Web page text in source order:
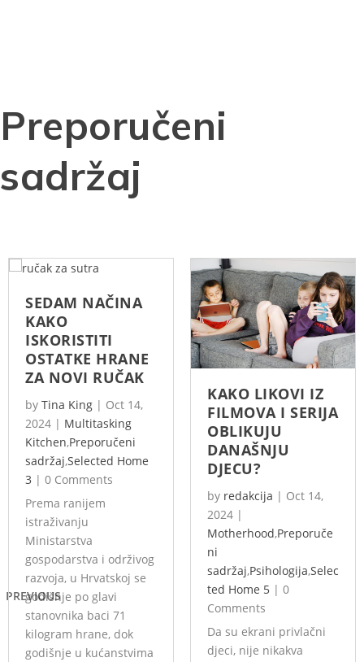
Preporučeni
sadržaj
PREVIOUS
SEDAM NAČINA
KAKO
ISKORISTITI
OSTATKE HRANE
ZA NOVI RUČAK
by Tina King | Oct 14,
2024 | Multitasking
Kitchen,Preporučeni
sadržaj,Selected Home
3 | 0 Comments
Prema ranijem
istraživanju
Ministarstva
gospodarstva i održivog
razvoja, u Hrvatskoj se
godišnje po glavi
stanovnika baci 71
kilogram hrane, dok
godišnje u kućanstvima
KAKO LIKOVI IZ
FILMOVA I SERIJA
OBLIKUJU
DANAŠNJU
DJECU?
by redakcija | Oct 14,
2024 |
Motherhood,Preporuče
ni
sadržaj,Psihologija,Selec
ted Home 5 | 0
Comments
Da su ekrani privlačni
djeci, nije nikakva